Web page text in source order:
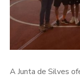
A Junta de Silves